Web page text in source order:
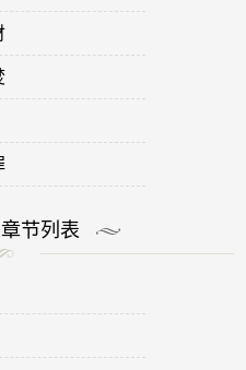
节列表